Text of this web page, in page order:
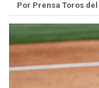
Por Prensa Toros del